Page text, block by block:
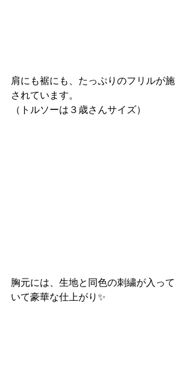
肩にも裾にも、たっぷりのフリルが施
されています。
（トルソーは３歳さんサイズ）
胸元には、生地と同色の刺繍が入って
いて豪華な仕上がり✨